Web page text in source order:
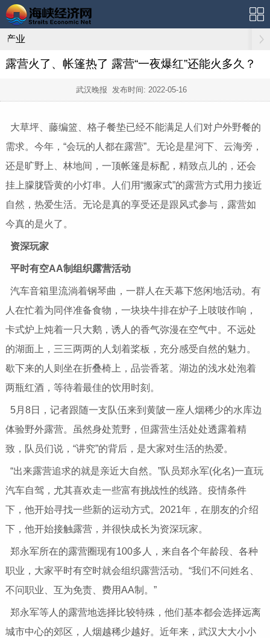
产业
露营火了、帐篷热了 露营“一夜爆红”还能火多久？
武汉晚报 发布时间: 2022-05-16
大草坪、藤编篮、格子餐垫已经不能满足人们对户外野餐的
需求。今年，“会玩的人都在露营”。无论是星河下、云海旁，
还是旷野上、林地间，一顶帐篷是标配，精致点儿的，还会
挂上朦胧昏黄的小灯串。人们用“搬家式”的露营方式用力接近
自然，热爱生活。无论是真的享受还是跟风式参与，露营如
今真的是火了。
资深玩家
平时有空AA制组织露营活动
汽车音箱里流淌着钢琴曲，一群人在天幕下悠闲地活动。有
人在忙着为同伴准备食物，一块块牛排在炉子上吱吱作响，
卡式炉上炖着一只大鹅，诱人的香气弥漫在空气中。不远处
的湖面上，三三两两的人划着桨板，充分感受自然的魅力。
歇下来的人则坐在折叠椅上，品尝香茗。湖边的浅水处泡着
两瓶红酒，等待着最佳的饮用时刻。
5月8日，记者跟随一支队伍来到黄陂一座人烟稀少的水库边
体验野外露营。虽然身处荒野，但露营生活处处透露着精
致，队员们说，“讲究”的背后，是大家对生活的热爱。
“出来露营追求的就是亲近大自然。”队员郑永军(化名)一直玩
汽车自驾，尤其喜欢走一些富有挑战性的线路。疫情条件
下，他开始寻找一些新的运动方式。2021年，在朋友的介绍
下，他开始接触露营，并很快成长为资深玩家。
郑永军所在的露营圈现有100多人，来自各个年龄段、各种
职业，大家平时有空时就会组织露营活动。“我们不问姓名、
不问职业、互为免责、费用AA制。”
郑永军等人的露营地选择比较特殊，他们基本都会选择远离
城市中心的郊区，人烟越稀少越好。近年来，武汉大大小小